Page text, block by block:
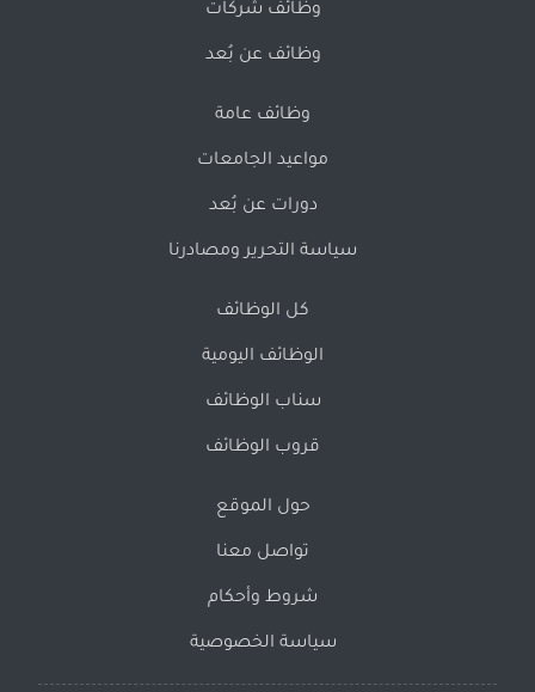
وظائف شركات
وظائف عن بُعد
وظائف عامة
مواعيد الجامعات
دورات عن بُعد
سياسة التحرير ومصادرنا
كل الوظائف
الوظائف اليومية
سناب الوظائف
قروب الوظائف
حول الموقع
تواصل معنا
شروط وأحكام
سياسة الخصوصية